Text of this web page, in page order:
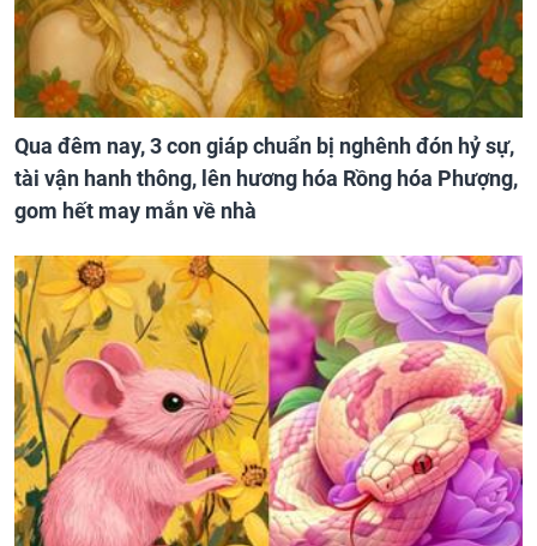
Qua đêm nay, 3 con giáp chuẩn bị nghênh đón hỷ sự,
tài vận hanh thông, lên hương hóa Rồng hóa Phượng,
gom hết may mắn về nhà